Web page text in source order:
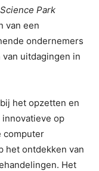
Park
van een
ondernemers
uitdagingen in
het opzetten en
op
computer
het ontdekken van
Het